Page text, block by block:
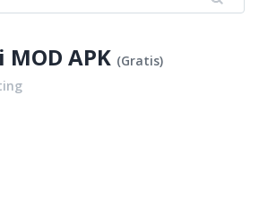
MOD APK (Gratis)